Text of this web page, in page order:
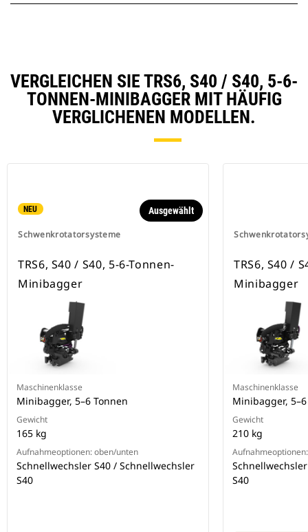
VERGLEICHEN SIE TRS6, S40 / S40, 5-6-
TONNEN-MINIBAGGER MIT HÄUFIG
VERGLICHENEN MODELLEN.
NEU
Schwenkrotatorsysteme
Ausgewählt
TRS6, S40 / S40, 5-6-Tonnen-
Minibagger
Maschinenklasse
Minibagger, 5–6 Tonnen
Gewicht
165 kg
Aufnahmeoptionen: oben/unten
Schnellwechsler S40 / Schnellwechsler
S40
TRS6, S40 /
Minibagger
Maschinenklasse
Minibagger,
Gewicht
210 kg
S40